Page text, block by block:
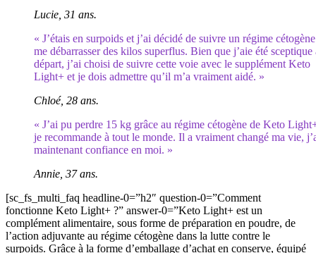
Lucie, 31 ans.
« J’étais en surpoids et j’ai décidé de suivre un régime
me débarrasser des kilos superflus. Bien que j’aie été sceptique
départ, j’ai choisi de suivre cette voie avec le supplément Keto
Light+ et je dois admettre qu’il m’a vraiment aidé. »
Chloé, 28 ans.
« J’ai pu perdre 15 kg grâce au régime cétogène de Keto
je recommande à tout le monde. Il a vraiment changé ma vie,
maintenant confiance en moi. »
Annie, 37 ans.
[sc_fs_multi_faq headline-0=”h2″ question-0=”Comment
fonctionne Keto Light+ ?” answer-0=”Keto Light+ est un
complément alimentaire, sous forme de préparation en poudre, de
l’action adjuvante au régime cétogène dans la lutte contre le
surpoids. Grâce à la forme d’emballage d’achat en conserve, équipé